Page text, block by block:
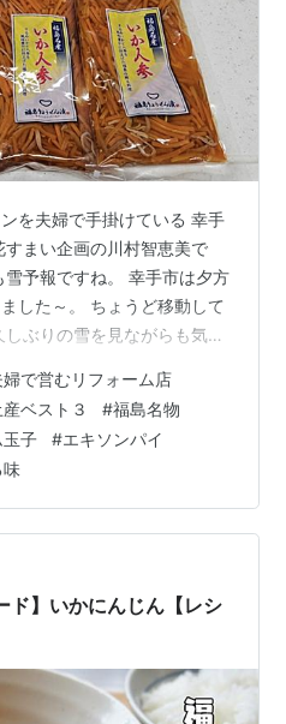
を夫婦で手掛けている 幸手
まい企画の川村智恵美で
予報ですね。 幸手市は夕方
した～。 ちょうど移動して
ぶりの雪を見ながらも気を
さい。 さて、話しは変わり
した時など、自分たちに何
故郷は福島で、今年もお正
土産を買うのですが、最近
ます。 それは、福島名物
が…
婦で営むリフォーム店
ベスト３ #福島名物
玉子 #エキソンパイ
味
ド】いかにんじん【レシ